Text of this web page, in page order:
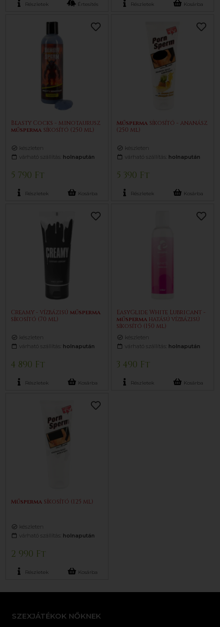
Részletek Értesítés Részletek Kosárba
Beasty Cocks - minotaurusz
műsperma síkosító (250 ml)
készleten
várható szállítás: holnapután
5 790 Ft
Részletek Kosárba
Műsperma síkosító - ananász
(250 ml)
készleten
várható szállítás: holnapután
5 390 Ft
Részletek Kosárba
Creamy - vízbázisú műsperma
síkosító (70 ml)
készleten
várható szállítás: holnapután
4 890 Ft
Részletek Kosárba
EasyGlide White Lubricant -
műsperma hatású vízbázisú
síkosító (150 ml)
készleten
várható szállítás: holnapután
3 490 Ft
Részletek Kosárba
Műsperma síkosító (125 ml)
készleten
várható szállítás: holnapután
2 990 Ft
Részletek Kosárba
SZEXJÁTÉKOK NŐKNEK